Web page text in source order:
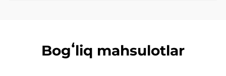
Bogʻliq mahsulotlar